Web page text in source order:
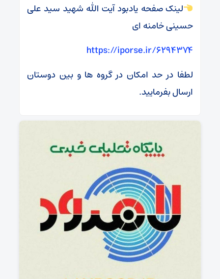
لینک صفحه یادبود آیت الله شهید سید علی
حسینی خامنه ای
https://iporse.ir/6294374
لطفا در حد امکان در گروه ها و بین دوستان
ارسال بفرمایید.